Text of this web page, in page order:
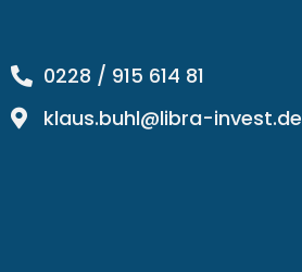
0228 / 915 614 81
klaus.buhl@libra-invest.de